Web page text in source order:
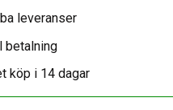
leveranser
betalning
köp i 14 dagar